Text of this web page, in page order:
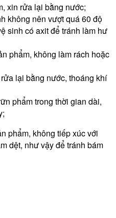
xin rửa lại bằng nước;
không nên vượt quá 60 độ
sinh có axit để tránh làm hư
phẩm, không làm rách hoặc
lại bằng nước, thoáng khí
phẩm trong thời gian dài,
phẩm, không tiếp xúc với
dệt, như vậy để tránh bám